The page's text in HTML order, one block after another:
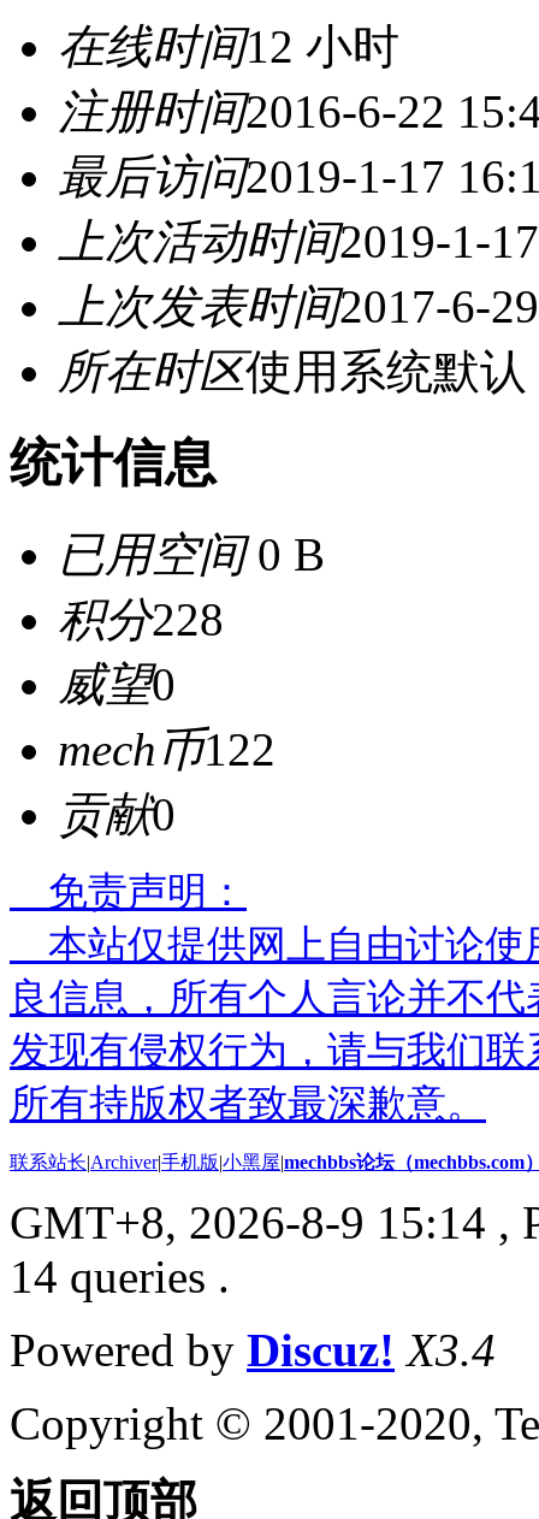
在线时间12 小时
注册时间2016-6-22
最后访问2019-1-17
上次活动时间2019-1-
上次发表时间2017-6-
所在时区使用系统默认
统计信息
已用空间0 B
积分228
威望0
mech币122
贡献0
免责声明：
本站仅提供网上自由讨论使
良信息，所有个人言论并不
发现有侵权行为，请与我们
所有持版权者致最深歉意。
联系站长|Archiver|手机版|小黑屋|mechbbs论坛（mechbbs.com
GMT+8, 2026-8-9 15:14 ,
14 queries .
Powered by Discuz! X3.4
Copyright © 2001-2020,
返回顶部